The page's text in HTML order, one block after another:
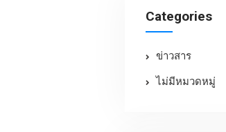
Categories
ข่าวสาร
ไม่มีหมวดหมู่